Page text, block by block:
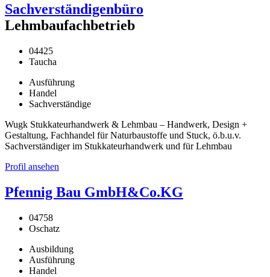
Sachverständigenbüro
Lehmbaufachbetrieb
04425
Taucha
Ausführung
Handel
Sachverständige
Wugk Stukkateurhandwerk & Lehmbau – Handwerk, Design +
Gestaltung, Fachhandel für Naturbaustoffe und Stuck, ö.b.u.v.
Sachverständiger im Stukkateurhandwerk und für Lehmbau
Profil ansehen
Pfennig Bau GmbH&Co.KG
04758
Oschatz
Ausbildung
Ausführung
Handel